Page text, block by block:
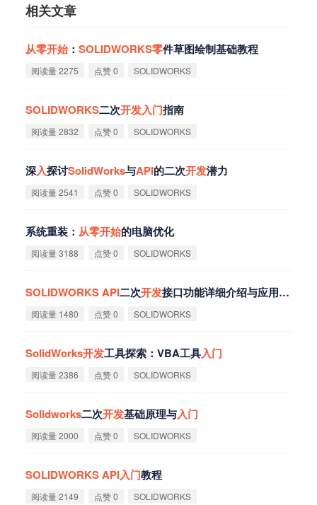
相关文章
从零开始 ： SOLIDWORKS零件草图绘制基础教程
阅读量 2275 点赞 0 SOLIDWORKS
SOLIDWORKS二次开发入门指南
阅读量 2832 点赞 0 SOLIDWORKS
深入探讨SolidWorks与API的二次开发潜力
阅读量 2541 点赞 0 SOLIDWORKS
系统重装： 从零开始的电脑优化
阅读量 3188 点赞 0 SOLIDWORKS
SOLIDWORKSAPI二次开发接口功能详细介绍与应用入
阅读量 1480 点赞 0 SOLIDWORKS
SolidWorks开发工具探索：VBA工具入门
阅读量 2386 点赞 0 SOLIDWORKS
Solidworks二次开发基础原理与入门
阅读量 2000 点赞 0 SOLIDWORKS
SOLIDWORKSAPI入门教程‌
阅读量 2149 点赞 0 SOLIDWORKS